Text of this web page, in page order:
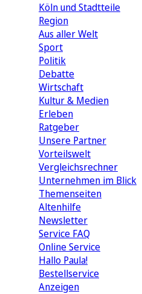
Köln und Stadtteile
Region
Aus aller Welt
Sport
Politik
Debatte
Wirtschaft
Kultur & Medien
Erleben
Ratgeber
Unsere Partner
Vorteilswelt
Vergleichsrechner
Unternehmen im Blick
Themenseiten
Altenhilfe
Newsletter
Service FAQ
Online Service
Hallo Paula!
Bestellservice
Anzeigen